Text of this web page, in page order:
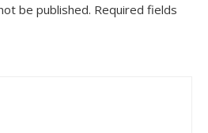
be published. Required fields